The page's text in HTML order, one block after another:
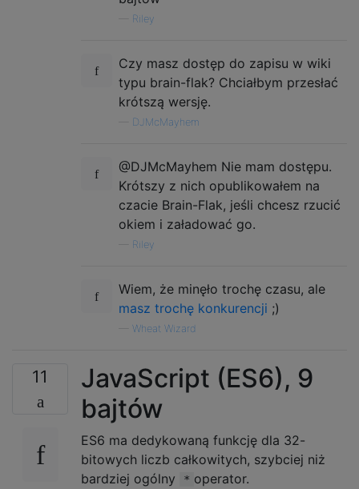
Riley
Czy masz dostęp do zapisu w wiki
typu brain-flak? Chciałbym przesłać
krótszą wersję.
DJMcMayhem
@DJMcMayhem Nie mam dostępu.
Krótszy z nich opublikowałem na
czacie Brain-Flak, jeśli chcesz rzucić
okiem i załadować go.
Riley
Wiem, że minęło trochę czasu, ale
masz trochę konkurencji ;)
Wheat Wizard
11
JavaScript (ES6), 9
bajtów
ES6 ma dedykowaną funkcję dla 32-
bitowych liczb całkowitych, szybciej niż
bardziej ogólny
* operator.